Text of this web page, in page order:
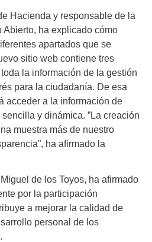
Hacienda y responsable de la
ha explicado cómo
apartados que se
sitio web contiene tres
la información de la gestión
para la ciudadanía. De esa
acceder a la información de
y dinámica. ”La creación
muestra más de nuestro
ha afirmado la
de los Toyos, ha afirmado
por la participación
a mejorar la calidad de
personal de los